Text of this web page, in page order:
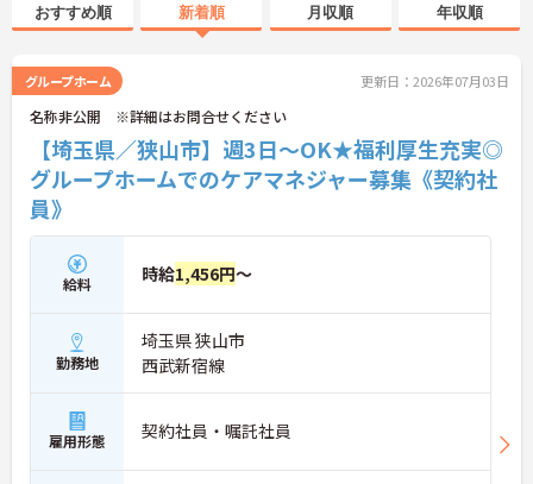
おすすめ順 新着順 月収順 年収順
グループホーム 更新日：2026年07月03日
名称非公開 ※詳細はお問合せください
【埼玉県／狭山市】週3日～OK★福利厚生充実◎
グループホームでのケアマネジャー募集《契約社
員》
給料 時給1,456円～
勤務地
埼玉県 狭山市
西武新宿線
雇用形態 契約社員・嘱託社員